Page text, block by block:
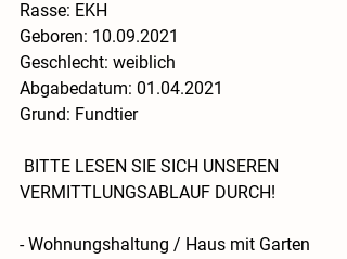
Rasse: EKH
​Geboren: 10.09.2021
​Geschlecht: weiblich
​​Abgabedatum: 01.04.2021
​Grund: Fundtier
VERMITTLUNGSABLAUF DURCH!
- Wohnungshaltung / Haus mit Garten